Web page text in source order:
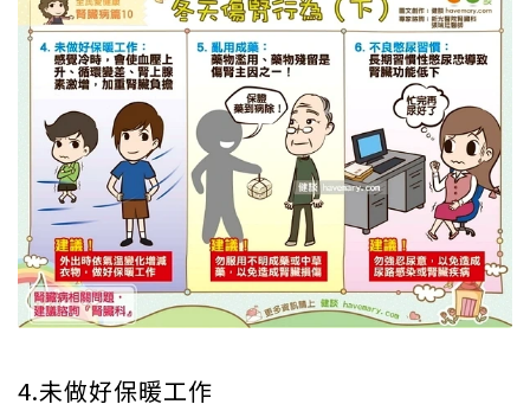
4.未做好保暖工作